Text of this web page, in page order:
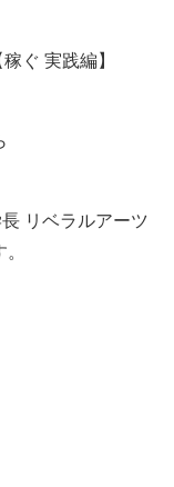
ぐ 実践編】
リベラルアーツ